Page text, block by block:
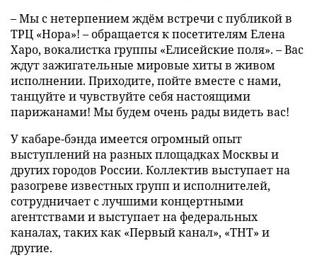
– Мы с нетерпением ждём встречи с публикой в
ТРЦ «Нора»! – обращается к посетителям Елена
Харо, вокалистка группы «Елисейские поля». – Вас
ждут зажигательные мировые хиты в живом
исполнении. Приходите, пойте вместе с нами,
танцуйте и чувствуйте себя настоящими
парижанами! Мы будем очень рады видеть вас!
У кабаре-бэнда имеется огромный опыт
выступлений на разных площадках Москвы и
других городов России. Коллектив выступает на
разогреве известных групп и исполнителей,
сотрудничает с лучшими концертными
агентствами и выступает на федеральных
каналах, таких как «Первый канал», «ТНТ» и
другие.